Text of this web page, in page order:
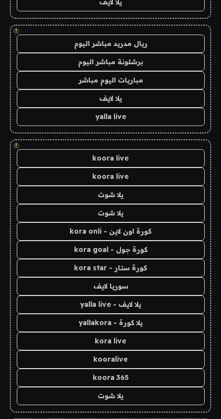
!
ريال مدريد مباشر اليوم
برشلونة مباشر اليوم
مباريات اليوم مباشر
يلا لايف
yalla live
!
koora live
koora live
يلا شوت
يلا شوت
كورة اون لاين - kora onli
كورة جول - kora goal
كورة ستار - kora star
سوريا لايف
يلا لايف - yalla live
يلا كورة - yallakora
kora live
kooralive
koora 365
يلا شوت